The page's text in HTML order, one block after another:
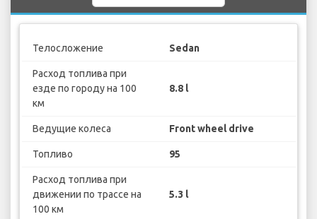
Телосложение Sedan
Расход топлива при
езде по городу на 100
км
8.8 l
Ведущие колеса Front wheel drive
Топливо 95
Расход топлива при
движении по трассе на
100 км
5.3 l